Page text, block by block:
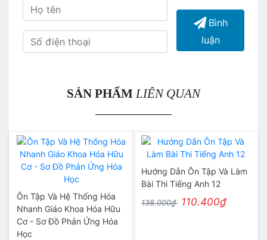
Bình
luận
SẢN PHẨM LIÊN QUAN
Ôn Tập Và Hệ Thống Hóa
Nhanh Giáo Khoa Hóa Hữu
Cơ - Sơ Đồ Phản Ứng Hóa
Học
Hướng Dẫn Ôn Tập Và Làm
Bài Thi Tiếng Anh 12
138.000₫ 110.400₫